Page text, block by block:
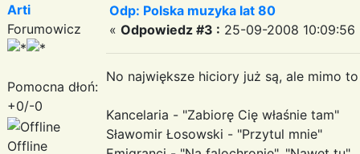
Arti
Forumowicz
Pomocna dłoń:
+0/-0
Offline
Odp: Polska muzyka lat 80
« Odpowiedz #3 : 25-09-2008 10:09:56
No największe hiciory już są, ale mimo
Kancelaria - "Zabiorę Cię właśnie tam"
Sławomir Łosowski - "Przytul mnie"